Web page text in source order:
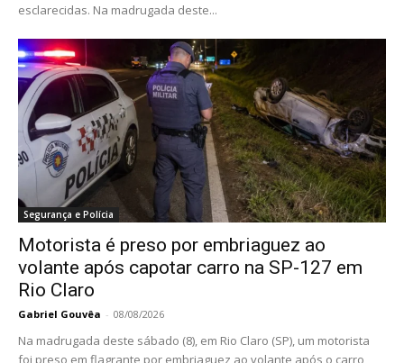
esclarecidas. Na madrugada deste...
Segurança e Polícia
Motorista é preso por embriaguez ao
volante após capotar carro na SP-127 em
Rio Claro
Gabriel Gouvêa - 08/08/2026
Na madrugada deste sábado (8), em Rio Claro (SP), um motorista
foi preso em flagrante por embriaguez ao volante após o carro